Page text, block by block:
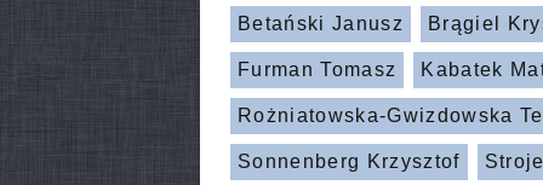
Betański Janusz Brągiel
Furman Tomasz Kabatek
Rożniatowska-Gwizdowska
Sonnenberg Krzysztof